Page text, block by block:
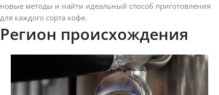
новые методы и найти идеальный способ приготовления
для каждого сорта кофе.
Регион происхождения